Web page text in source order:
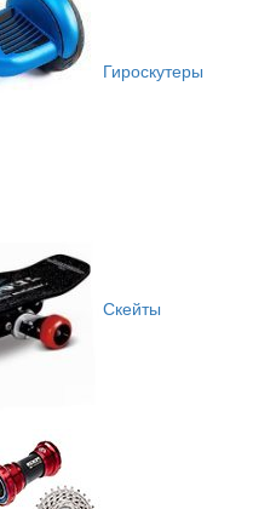
Гироскутеры
Скейты